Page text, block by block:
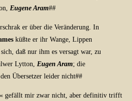
Eugene Aram##
er über die Veränderung. In
küßte er ihr Wange, Lippen
daß nur ihm es versagt war, zu
Lytton, Eugen Aram; die
Übersetzer leider nicht##
gefällt mir zwar nicht, aber definitiv trifft